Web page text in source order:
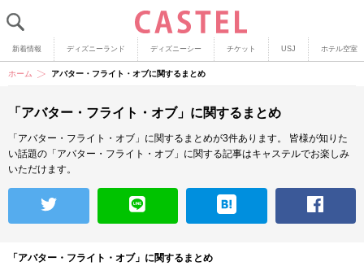
新着情報 ディズニーランド ディズニーシー チケット USJ ホテル空室
ホーム アバター・フライト・オブに関するまとめ
「アバター・フライト・オブ」に関するまとめ
「アバター・フライト・オブ」に関するまとめが3件あります。
皆様が知りた
い話題の「アバター・フライト・オブ」に関する記事はキャステルでお楽しみ
いただけます。
「アバター・フライト・オブ」に関するまとめ